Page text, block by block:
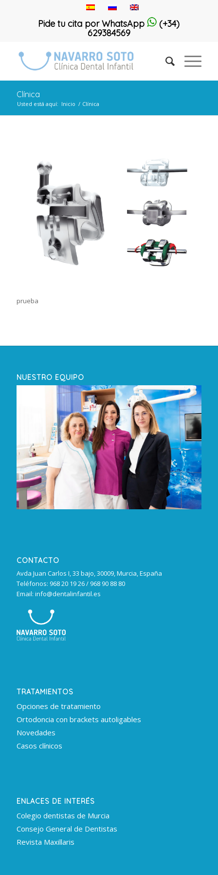
Pide tu cita por WhatsApp
(+34)
629384569
Clínica
Usted está aquí: Inicio / Clínica
prueba
NUESTRO EQUIPO
CONTACTO
Avda Juan Carlos I, 33 bajo, 30009, Murcia, España
Teléfonos: 968 20 19 26 / 968 90 88 80
Email: info@dentalinfantil.es
TRATAMIENTOS
Opciones de tratamiento
Ortodoncia con brackets autoligables
Novedades
Casos clínicos
ENLACES DE INTERÉS
Colegio dentistas de Murcia
Consejo General de Dentistas
Revista Maxillaris